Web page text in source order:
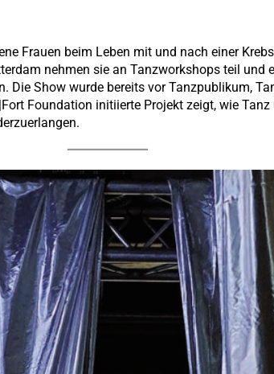
Frauen beim Leben mit und nach einer
nehmen sie an Tanzworkshops teil
Die Show wurde bereits vor Tanzpublikum,
Foundation initiierte Projekt zeigt, wie